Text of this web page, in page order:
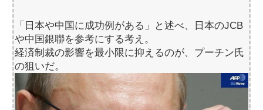
「日本や中国に成功例がある」と述べ、日本のJCB
や中国銀聯を参考にする考え。
経済制裁の影響を最小限に抑えるのが、プーチン氏
の狙いだ。